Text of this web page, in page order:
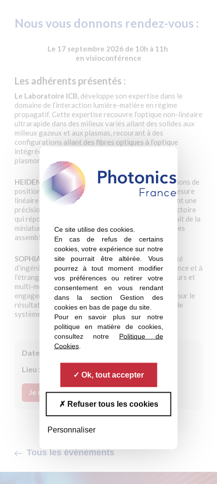
Ce site utilise des cookies.
En cas de refus de certains
cookies, votre expérience sur notre
site pourrait être altérée. Vous
pourrez à tout moment modifier
vos préférences ou retirer votre
consentement en vous rendant
dans la section Gestion des
cookies en bas de page du site.
Pour en savoir plus sur notre
politique en matière de cookies,
consultez notre Politique de
Cookies.
Ok, tout accepter
Refuser tous les cookies
Personnaliser
Nous vous donnons rendez-vous :
Le 17 septembre 2026 de 10h à 11h
en visioconférence
Les adhérents présentés :
Le Laboratoire ICB, développe son expertise dans le
domaine de l’interaction lumière-matière en régime
propagatif. Cette expertise recouvre l’optique non-linéaire
ultrarapide dans des milieux variés allant des solides aux
milieux gazeux et aux plasmas, recourant à des
configurations allant des fibres optiques à l’optique
intégrée, en incluant la nano-photonique et la
plasmonique.
HEIDENHAIN,concepteur et constructeur de solutions de
positionnement, de contrôle du mouvement et de mesure
linéaire et angulaire, HEIDENHAIN et ETEL amènent une
précision de positionnement et une fidélité de trajectoire
qui répondent aux besoins des équipementiers du fait de la
miniaturisation dans le front-end et la complexité des
assemblages dans le back end.
SOPHIA Engineering, créée en 2005 est une société
d’ingénierie de 250 ingénieurs qui intervient en France et à
l’étranger. La société est multi-métiers, multi-secteurs et
multi-modes d’intervention, de l’ingénieur avec
engagement de moyen à l’équipe intégrée engagée sur le
résultat, des études jusqu’à la livraison du produit, de
systèmes ou de sous-ensemble complet.
Date :
Lieu :
Je m'inscris
Tous les événements